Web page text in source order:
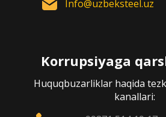
Info@uzbeksteel.uz
Korrupsiyaga
Huquqbuzarliklar haqida
kanallari: